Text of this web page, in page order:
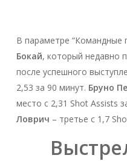
В параметре “Командные
Бокай, который недавно
после успешного
2,53 за 90 минут. Бруно
место с 2,31 Shot Assists
Ловрич – третье с 1,7